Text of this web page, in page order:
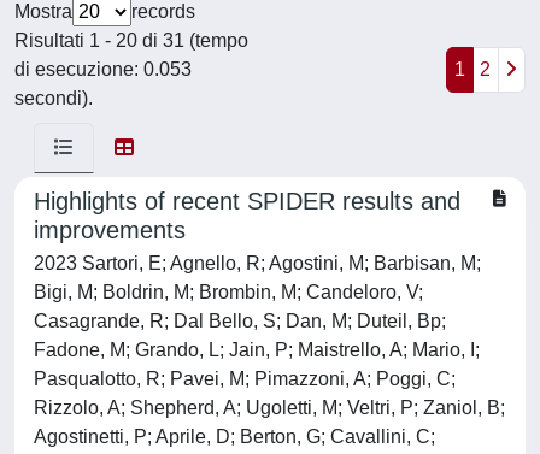
Mostra
records
Risultati 1 - 20 di 31 (tempo
di esecuzione: 0.053
secondi).
1 2
Highlights of recent SPIDER results and
improvements
2023 Sartori, E; Agnello, R; Agostini, M; Barbisan, M;
Bigi, M; Boldrin, M; Brombin, M; Candeloro, V;
Casagrande, R; Dal Bello, S; Dan, M; Duteil, Bp;
Fadone, M; Grando, L; Jain, P; Maistrello, A; Mario, I;
Pasqualotto, R; Pavei, M; Pimazzoni, A; Poggi, C;
Rizzolo, A; Shepherd, A; Ugoletti, M; Veltri, P; Zaniol, B;
Agostinetti, P; Aprile, D; Berton, G; Cavallini, C;